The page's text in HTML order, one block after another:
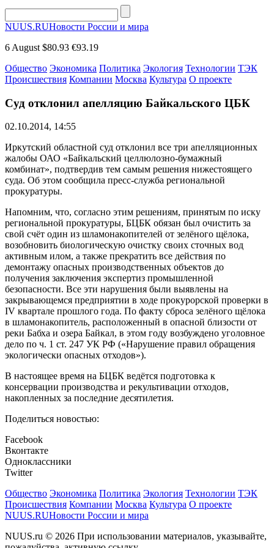
NUUS.RUНовости России и мира
6 August $80.93 €93.19
Общество Экономика Политика Экология Технологии ТЭК
Происшествия Компании Москва Культура О проекте
Суд отклонил апелляцию Байкальского ЦБК
02.10.2014, 14:55
Иркутский областной суд отклонил все три апелляционных
жалобы ОАО «Байкальский целлюлозно-бумажный
комбинат», подтвердив тем самым решения нижестоящего
суда. Об этом сообщила пресс-служба региональной
прокуратуры.
Напомним, что, согласно этим решениям, принятым по иску
региональной прокуратуры, БЦБК обязан был очистить за
свой счёт один из шламонакопителей от зелёного щёлока,
возобновить биологическую очистку своих сточных вод
активным илом, а также прекратить все действия по
демонтажу опасных производственных объектов до
получения заключения экспертиз промышленной
безопасности. Все эти нарушения были выявлены на
закрывающемся предприятии в ходе прокурорской проверки в
IV квартале прошлого года. По факту сброса зелёного щёлока
в шламонакопитель, расположенный в опасной близости от
реки Бабха и озера Байкал, в этом году возбуждено уголовное
дело по ч. 1 ст. 247 УК РФ («Нарушение правил обращения
экологически опасных отходов»).
В настоящее время на БЦБК ведётся подготовка к
консервации производства и рекультивации отходов,
накопленных за последние десятилетия.
Поделиться новостью:
Facebook
Вконтакте
Одноклассники
Twitter
Общество Экономика Политика Экология Технологии ТЭК
Происшествия Компании Москва Культура О проекте
NUUS.RUНовости России и мира
NUUS.ru © 2026 При использовании материалов, указывайте,